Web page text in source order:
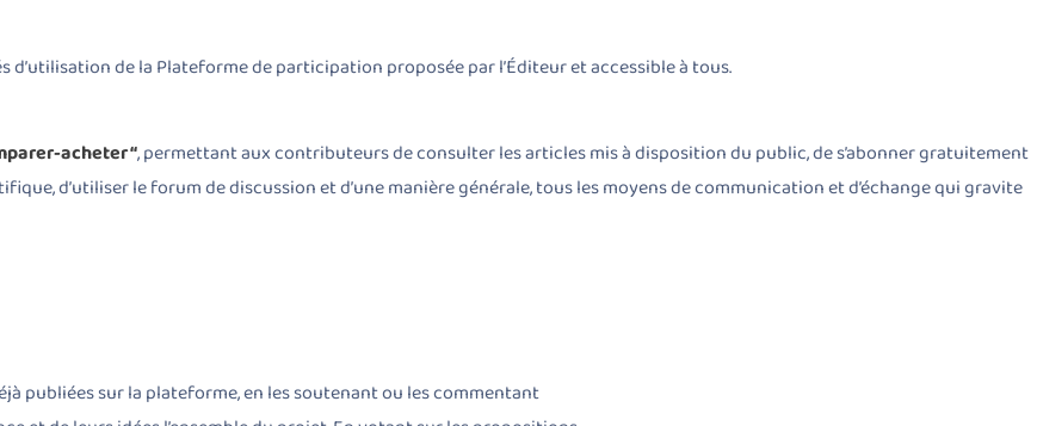
de la Plateforme de participation proposée par l’Éditeur et accessible à tous.
acheter “, permettant aux contributeurs de consulter les articles mis à disposition du public, de s’abonner gratuitement
d’utiliser le forum de discussion et d’une manière générale, tous les moyens de communication et d’échange qui gravite
publiées sur la plateforme, en les soutenant ou les commentant